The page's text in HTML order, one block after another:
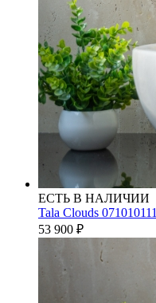
ЕСТЬ В НАЛИЧИИ
Tala Clouds 071010111
53 900 ₽